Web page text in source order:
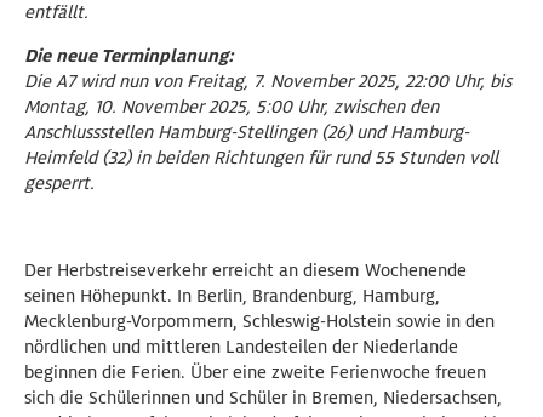
entfällt.
Die neue Terminplanung:
Die A7 wird nun von Freitag, 7. November 2025, 22:00 Uhr, bis
Montag, 10. November 2025, 5:00 Uhr, zwischen den
Anschlussstellen Hamburg-Stellingen (26) und Hamburg-
Heimfeld (32) in beiden Richtungen für rund 55 Stunden voll
gesperrt.
Der Herbstreiseverkehr erreicht an diesem Wochenende
seinen Höhepunkt. In Berlin, Brandenburg, Hamburg,
Mecklenburg-Vorpommern, Schleswig-Holstein sowie in den
nördlichen und mittleren Landesteilen der Niederlande
beginnen die Ferien. Über eine zweite Ferienwoche freuen
sich die Schülerinnen und Schüler in Bremen, Niedersachsen,